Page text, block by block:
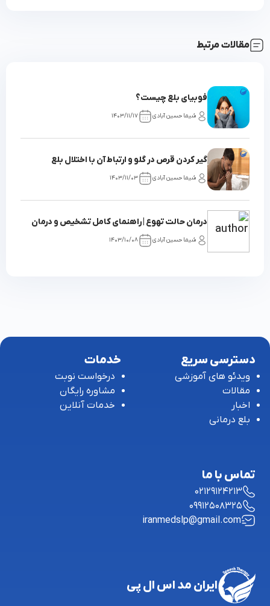
مقالات مرتبط
فوبیای بلع چیست؟
شیما حسین آبادی 1403/11/17
گیر کردن قرص در گلو و ارتباط آن با اختلال بلع
شیما حسین آبادی 1403/11/03
درمان حالت تهوع | راهنمای کامل تشخیص و درمان
شیما حسین آبادی 1403/10/08
دسترسی سریع
ویدئو های آموزشی
مقالات
اخبار
بلع درمانی
خدمات
درخواست نوبت
مشاوره رایگان
خدمات آنلاین
تماس با ما
02129124213
09912508325
iranmedslp@gmail.com
ایران مد اس ال پی